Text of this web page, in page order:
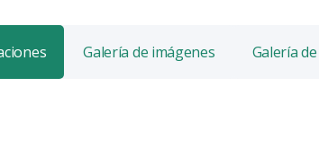
Galería de imágenes Galería